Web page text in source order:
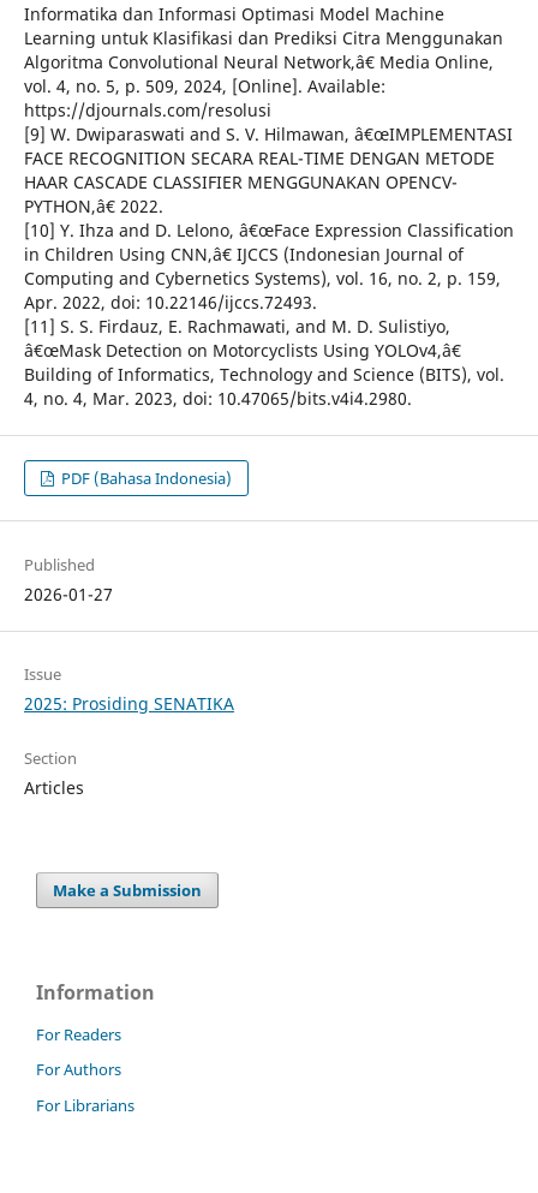
Informatika dan Informasi Optimasi Model Machine
Learning untuk Klasifikasi dan Prediksi Citra Menggunakan
Algoritma Convolutional Neural Network,â€ Media Online,
vol. 4, no. 5, p. 509, 2024, [Online]. Available:
https://djournals.com/resolusi
[9] W. Dwiparaswati and S. V. Hilmawan, â€œIMPLEMENTASI
FACE RECOGNITION SECARA REAL-TIME DENGAN METODE
HAAR CASCADE CLASSIFIER MENGGUNAKAN OPENCV-
PYTHON,â€ 2022.
[10] Y. Ihza and D. Lelono, â€œFace Expression Classification
in Children Using CNN,â€ IJCCS (Indonesian Journal of
Computing and Cybernetics Systems), vol. 16, no. 2, p. 159,
Apr. 2022, doi: 10.22146/ijccs.72493.
[11] S. S. Firdauz, E. Rachmawati, and M. D. Sulistiyo,
â€œMask Detection on Motorcyclists Using YOLOv4,â€
Building of Informatics, Technology and Science (BITS), vol.
4, no. 4, Mar. 2023, doi: 10.47065/bits.v4i4.2980.
PDF (Bahasa Indonesia)
Published
2026-01-27
Issue
2025: Prosiding SENATIKA
Section
Articles
Make a Submission
Information
For Readers
For Authors
For Librarians